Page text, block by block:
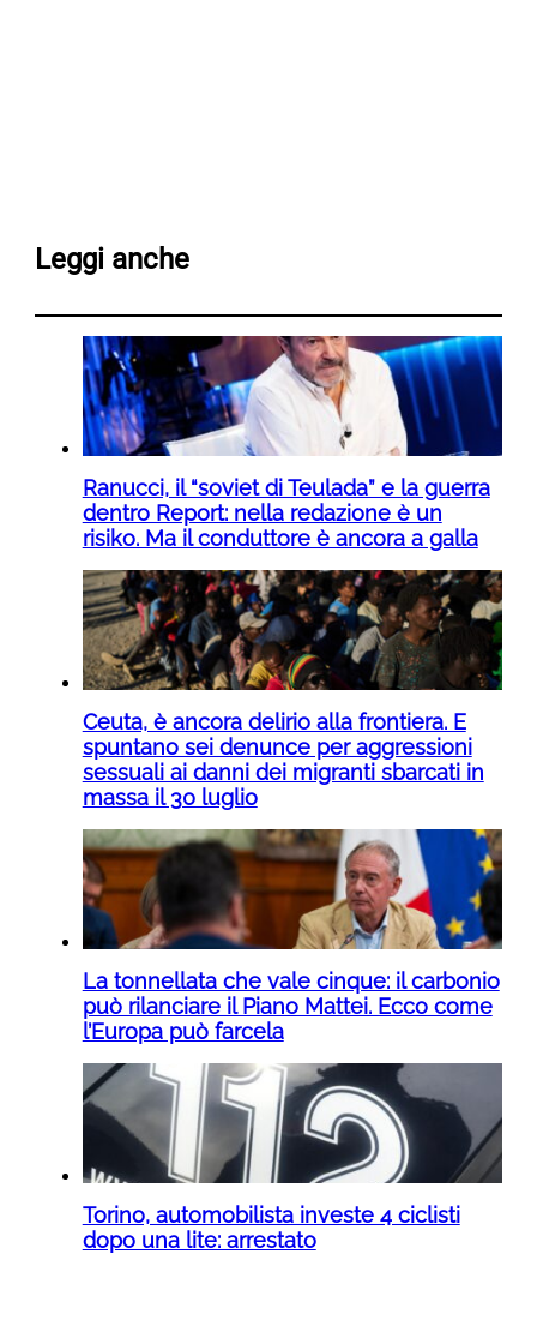
Leggi anche
Ranucci, il “soviet di Teulada” e la guerra
dentro Report: nella redazione è un
risiko. Ma il conduttore è ancora a galla
Ceuta, è ancora delirio alla frontiera. E
spuntano sei denunce per aggressioni
sessuali ai danni dei migranti sbarcati in
massa il 30 luglio
La tonnellata che vale cinque: il carbonio
può rilanciare il Piano Mattei. Ecco come
l’Europa può farcela
Torino, automobilista investe 4 ciclisti
dopo una lite: arrestato